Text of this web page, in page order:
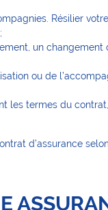
Résilier
un changement
ou de
les termes du
d’assurance